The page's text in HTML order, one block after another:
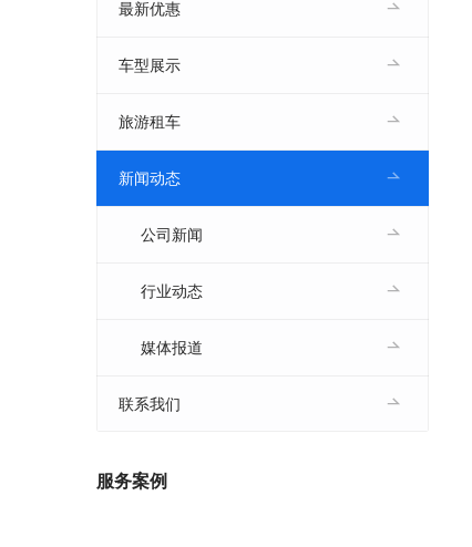
最新优惠
车型展示
旅游租车
新闻动态
公司新闻
行业动态
媒体报道
联系我们
服务案例